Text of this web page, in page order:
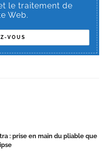
le traitement de
Web.
: prise en main du pliable que